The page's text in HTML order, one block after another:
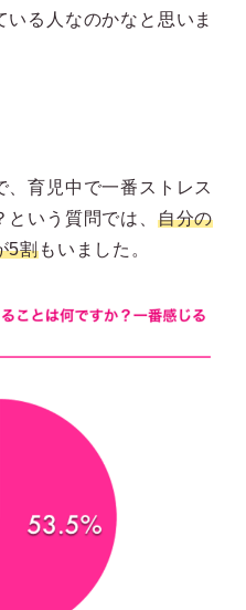
る人なのかなと思いま
、育児中で一番ストレス
いう質問では、 自分の
5割もいました。